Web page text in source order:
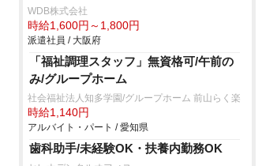
WDB株式会社
時給1,600円～1,800円
派遣社員 / 大阪府
「福祉調理スタッフ」無資格可/午前の
み/グループホーム
社会福祉法人知多学園/グループホーム 前山らく楽
時給1,140円
アルバイト・パート / 愛知県
歯科助手/未経験OK・扶養内勤務OK